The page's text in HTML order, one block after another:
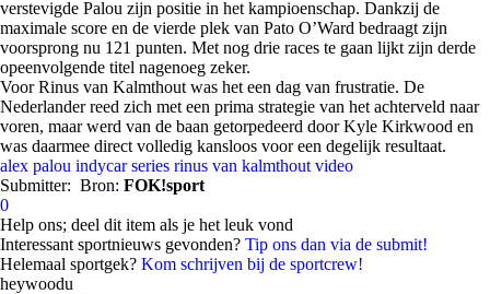
verstevigde Palou zijn positie in het kampioenschap. Dankzij de
maximale score en de vierde plek van Pato O’Ward bedraagt zijn
voorsprong nu 121 punten. Met nog drie races te gaan lijkt zijn derde
opeenvolgende titel nagenoeg zeker.
Voor Rinus van Kalmthout was het een dag van frustratie. De
Nederlander reed zich met een prima strategie van het achterveld naar
voren, maar werd van de baan getorpedeerd door Kyle Kirkwood en
was daarmee direct volledig kansloos voor een degelijk resultaat.
alex palou indycar series rinus van kalmthout video
Submitter: Bron: FOK!sport
0
Help ons; deel dit item als je het leuk vond
Interessant sportnieuws gevonden? Tip ons dan via de submit!
Helemaal sportgek? Kom schrijven bij de sportcrew!
heywoodu